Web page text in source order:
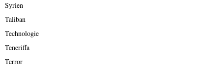
Syrien
Taliban
Technologie
Teneriffa
Terror